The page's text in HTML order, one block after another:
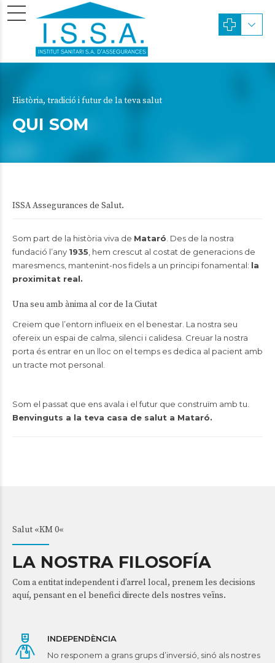
Història, tradició i futur de la teva salut
QUI SOM
ISSA Assegurances de Salut.
Som part de la història viva de Mataró . Des de la nostra
fundació l’any 1935 , hem crescut al costat de generacions de
maresmencs, mantenint-nos fidels a un principi fonamental: la
proximitat real.
Una seu amb ànima al cor de la Ciutat
Creiem que l’entorn influeix en el benestar. La nostra seu
ofereix un espai de calma, silenci i calidesa. Creuar la nostra
porta és entrar en un lloc on el temps es dedica al pacient amb
un tracte mot personal.
Som el passat que ens avala i el futur que construïm amb tu.
Benvinguts a la teva casa de salut a Mataró.
Salut «KM 0«
LA NOSTRA FILOSOFÍA
Com a entitat independent i d’arrel local, prenem les decisions
aquí, pensant en el benefici directe dels nostres veïns.
INDEPENDÈNCIA
No responem a grans grups d’inversió, sinó als nostres